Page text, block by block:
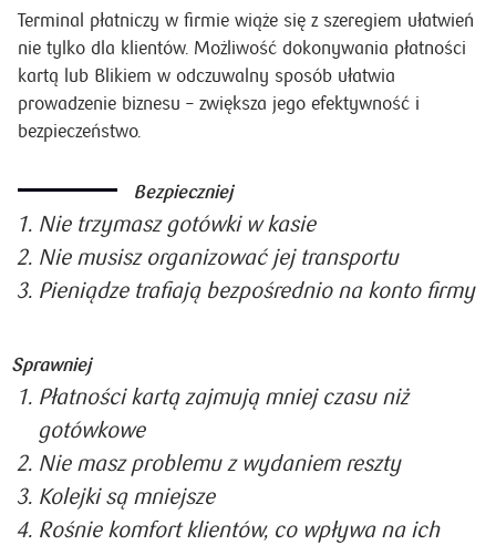
Terminal płatniczy w firmie wiąże się z szeregiem ułatwień
nie tylko dla klientów. Możliwość dokonywania płatności
kartą lub Blikiem w odczuwalny sposób ułatwia
prowadzenie biznesu – zwiększa jego efektywność i
bezpieczeństwo.
Bezpieczniej
Nie trzymasz gotówki w kasie
Nie musisz organizować jej transportu
Pieniądze trafiają bezpośrednio na konto firmy
Sprawniej
Płatności kartą zajmują mniej czasu niż
gotówkowe
Nie masz problemu z wydaniem reszty
Kolejki są mniejsze
Rośnie komfort klientów, co wpływa na ich